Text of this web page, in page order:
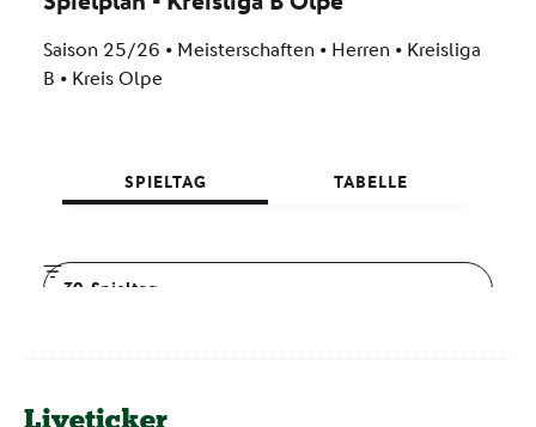
Liveticker